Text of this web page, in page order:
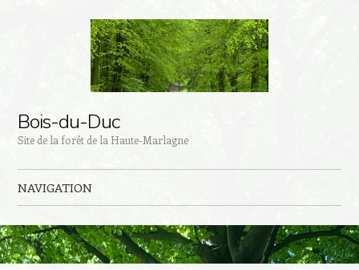
Bois-du-Duc
Site de la forêt de la Haute-Marlagne
NAVIGATION